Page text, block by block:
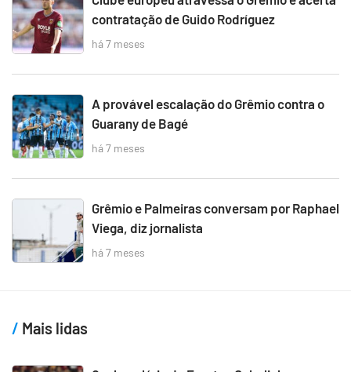
contratação de Guido Rodríguez
há 7 meses
A provável escalação do Grêmio contra o
Guarany de Bagé
há 7 meses
Grêmio e Palmeiras conversam por Raphael
Viega, diz jornalista
há 7 meses
Mais lidas